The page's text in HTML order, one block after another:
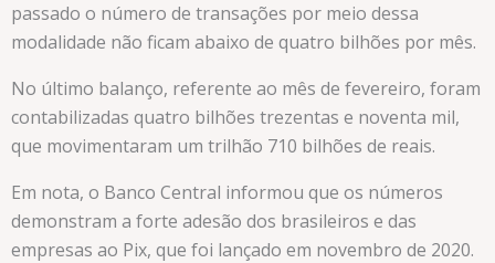
passado o número de transações por meio dessa
modalidade não ficam abaixo de quatro bilhões por mês.
No último balanço, referente ao mês de fevereiro, foram
contabilizadas quatro bilhões trezentas e noventa mil,
que movimentaram um trilhão 710 bilhões de reais.
Em nota, o Banco Central informou que os números
demonstram a forte adesão dos brasileiros e das
empresas ao Pix, que foi lançado em novembro de 2020.